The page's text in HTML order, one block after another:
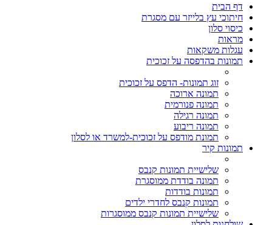
דף הבית
חיתוכי עץ בלייזר עם מסגרת
כיסוי סלון
מראות
עגלות משקאות
תמונות בהדפסה על זכוכית
זוג תמונות- הדפס על זכוכית
תמונה ארוכה
תמונה פנורמית
תמונה רגילה
תמונה ריבוע
תמונת מודפס על זכוכית-למשרד או לסלון
תמונות קיר
שלישיית תמונות קנבס
תמונה בודדת ממוסגרת
תמונות בודדות
תמונות קנבס לחדרי ילדים
שלישיית תמונות קנבס ממוסגרות